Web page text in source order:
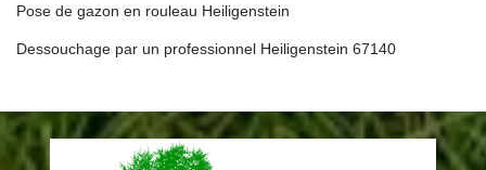
Pose de gazon en rouleau Heiligenstein
Dessouchage par un professionnel Heiligenstein 67140